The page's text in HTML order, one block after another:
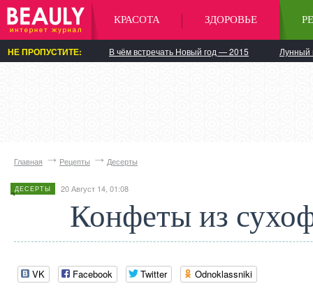
КРАСОТА ЗДОРОВЬЕ
НЕ ПРОПУСТИТЕ: В чём встречать Новый год — 2015 Лунный
Главная Рецепты Десерты
ДЕСЕРТЫ 20 Август 14, 01:08
Конфеты из
VK Facebook Twitter Odnoklassniki